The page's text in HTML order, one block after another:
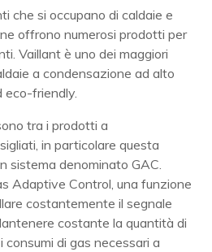
che si occupano di caldaie e
offrono numerosi prodotti per
Vaillant è uno dei maggiori
a condensazione ad alto
eco-friendly.
tra i prodotti a
in particolare questa
sistema denominato GAC.
Adaptive Control, una funzione
costantemente il segnale
costante la quantità di
di gas necessari a